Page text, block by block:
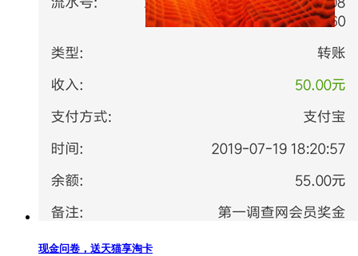
现金问卷，送天猫享淘卡